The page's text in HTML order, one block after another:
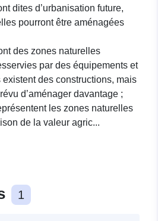
dites d’urbanisation future,
pourront être aménagées
des zones naturelles
par des équipements et
des constructions, mais
d’aménager davantage ;
les zones naturelles
de la valeur agric...
1